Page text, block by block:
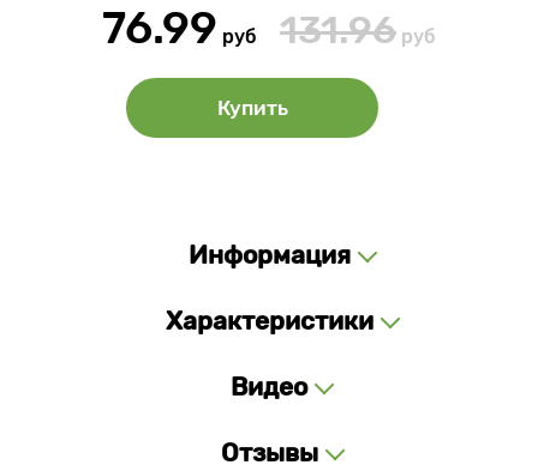
76.99 руб 131.96 руб
Купить
Информация
Характеристики
Видео
Отзывы